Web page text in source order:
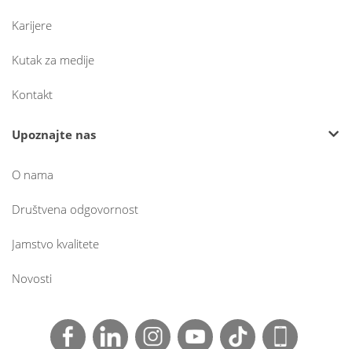
Karijere
Kutak za medije
Kontakt
Upoznajte nas
O nama
Društvena odgovornost
Jamstvo kvalitete
Novosti